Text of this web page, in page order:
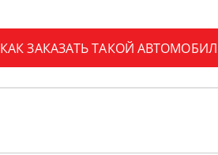
КАК ЗАКАЗАТЬ ТАКОЙ